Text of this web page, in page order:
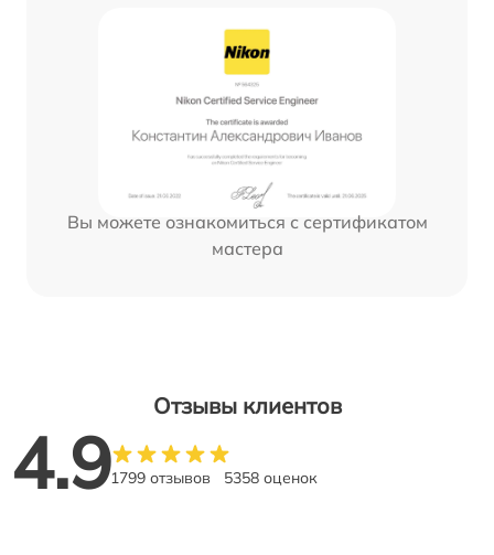
Вы можете ознакомиться с сертификатом
мастера
Отзывы клиентов
4.91799 отзывов 5358 оценок